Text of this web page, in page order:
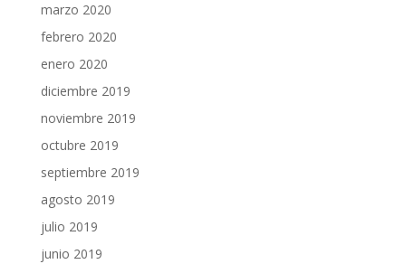
marzo 2020
febrero 2020
enero 2020
diciembre 2019
noviembre 2019
octubre 2019
septiembre 2019
agosto 2019
julio 2019
junio 2019